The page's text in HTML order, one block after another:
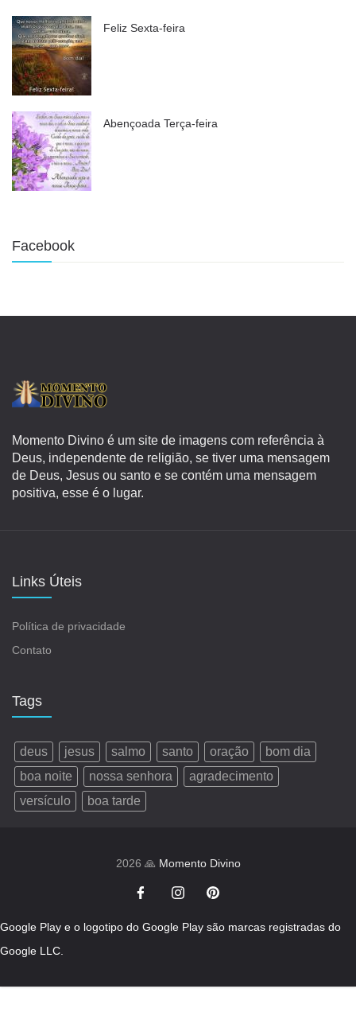
Feliz Sexta-feira
Abençoada Terça-feira
Facebook
Momento Divino é um site de imagens com referência à
Deus, independente de religião, se tiver uma mensagem
de Deus, Jesus ou santo e se contém uma mensagem
positiva, esse é o lugar.
Links Úteis
Política de privacidade
Contato
Tags
deus jesus salmo santo oração
bom dia
boa noite
nossa senhora
agradecimento
versículo
boa tarde
2026 🙏 Momento Divino
Google Play e o logotipo do Google Play são marcas registradas do
Google LLC.